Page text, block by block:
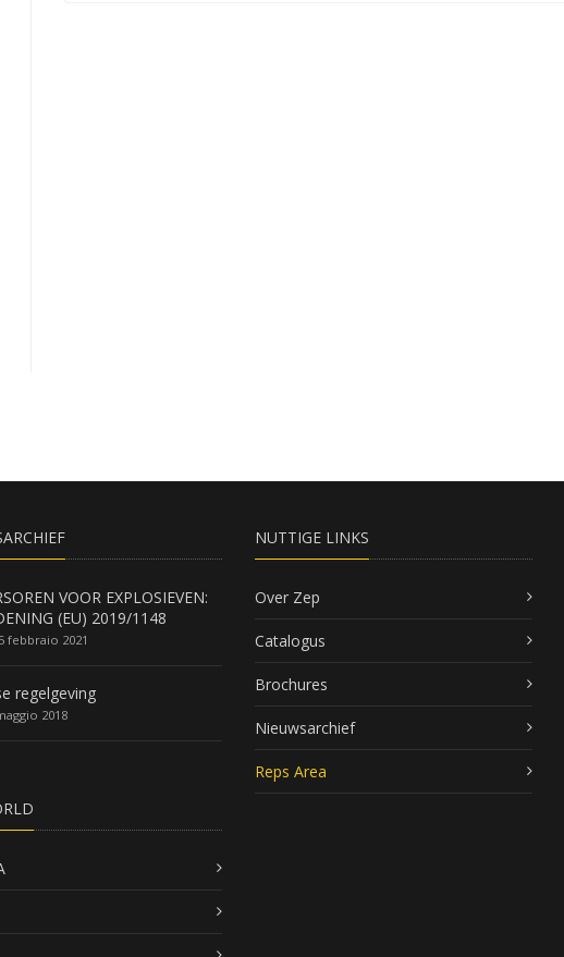
VOOR EXPLOSIEVEN:
(EU) 2019/1148
febbraio 2021
regelgeving
2018
NUTTIGE LINKS
Over Zep
Catalogus
Brochures
Nieuwsarchief
Reps Area